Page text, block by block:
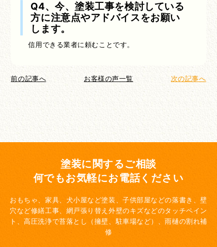
Q4、今、塗装工事を検討している
方に注意点やアドバイスをお願い
します。
信用できる業者に頼むことです。
前の記事へ お客様の声一覧 次の記事へ
塗装に関するご相談
何でもお気軽にお電話ください
おもちゃ、家具、犬小屋など塗装、子供部屋などの落書き、壁
穴など修繕工事、網戸張り替え 外壁のキズなどのタッチペイン
ト、高圧洗浄で苔落とし（擁壁、駐車場など）、雨樋の割れ補
修